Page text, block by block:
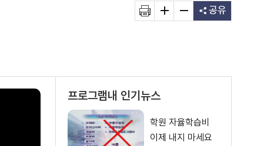
공유
프로그램내 인기뉴스
학원 자율학습비
이제 내지 마세요